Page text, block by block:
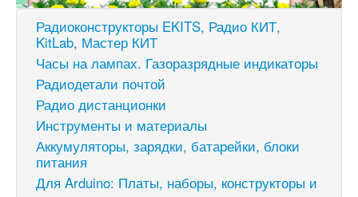
Радиоконструкторы EKITS, Радио КИТ,
KitLab, Мастер КИТ
Часы на лампах. Газоразрядные индикаторы
Радиодетали почтой
Радио дистанционки
Инструменты и материалы
Аккумуляторы, зарядки, батарейки, блоки
питания
Для Arduino: Платы, наборы, конструкторы и